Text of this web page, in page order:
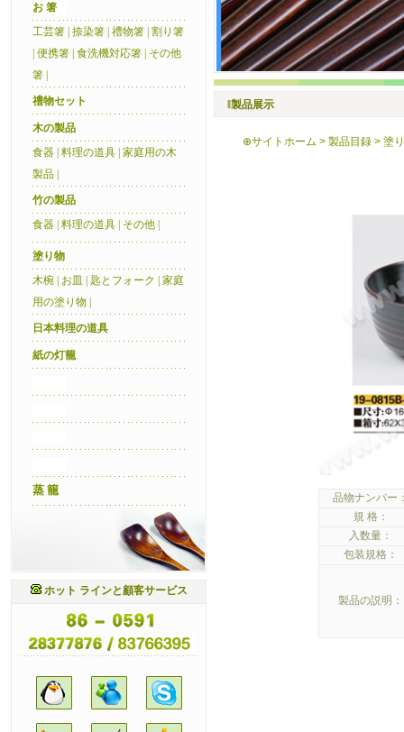
お 箸
工芸箸 捺染箸 禮物箸 割り箸
便携箸 食洗機対応箸
その他
箸
禮物セット
木の製品
食器 料理の道具 家庭用の木
製品
竹の製品
食器 料理の道具 その他
塗り物
木椀
お皿 匙とフォーク
家庭
用の塗り物
日本料理の道具
紙の灯籠
蒸 籠
ホット ラインと顧客サービス
‖製品展示
⊕サイトホーム > 製品目録 > 塗
品物ナンバー
規 格：
入数量：
包装規格：
製品の説明：